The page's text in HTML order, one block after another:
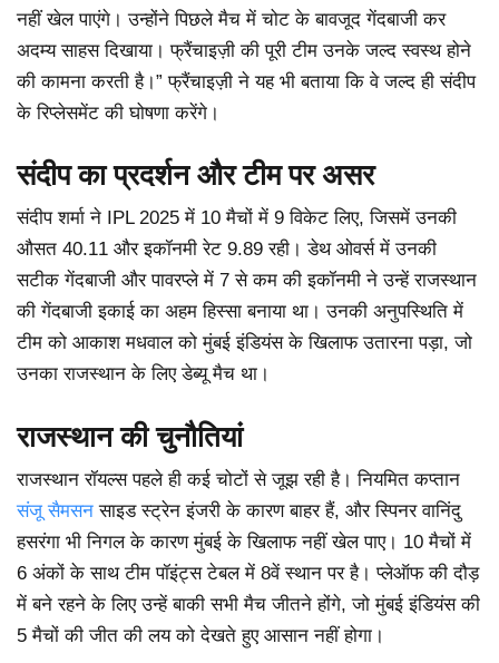
नहीं खेल पाएंगे। उन्होंने पिछले मैच में चोट के बावजूद गेंदबाजी कर
अदम्य साहस दिखाया। फ्रैंचाइज़ी की पूरी टीम उनके जल्द स्वस्थ होने
की कामना करती है।” फ्रैंचाइज़ी ने यह भी बताया कि वे जल्द ही संदीप
के रिप्लेसमेंट की घोषणा करेंगे।
संदीप का प्रदर्शन और टीम पर असर
संदीप शर्मा ने IPL 2025 में 10 मैचों में 9 विकेट लिए, जिसमें उनकी
औसत 40.11 और इकॉनमी रेट 9.89 रही। डेथ ओवर्स में उनकी
सटीक गेंदबाजी और पावरप्ले में 7 से कम की इकॉनमी ने उन्हें राजस्थान
की गेंदबाजी इकाई का अहम हिस्सा बनाया था। उनकी अनुपस्थिति में
टीम को आकाश मधवाल को मुंबई इंडियंस के खिलाफ उतारना पड़ा, जो
उनका राजस्थान के लिए डेब्यू मैच था।
राजस्थान की चुनौतियां
राजस्थान रॉयल्स पहले ही कई चोटों से जूझ रही है। नियमित कप्तान
संजू सैमसन साइड स्ट्रेन इंजरी के कारण बाहर हैं, और स्पिनर वानिंदु
हसरंगा भी निगल के कारण मुंबई के खिलाफ नहीं खेल पाए। 10 मैचों में
6 अंकों के साथ टीम पॉइंट्स टेबल में 8वें स्थान पर है। प्लेऑफ की दौड़
में बने रहने के लिए उन्हें बाकी सभी मैच जीतने होंगे, जो मुंबई इंडियंस की
5 मैचों की जीत की लय को देखते हुए आसान नहीं होगा।